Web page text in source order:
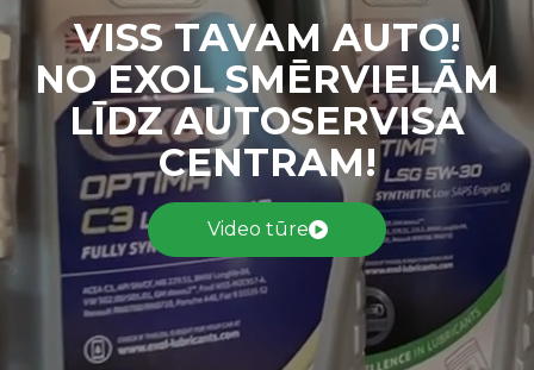
Jauni auto
Lietoti auto
Kontakti
VISS TAVAM AUTO!
NO EXOL SMĒRVIELĀM
LĪDZ AUTOSERVISA
CENTRAM!
Video tūre